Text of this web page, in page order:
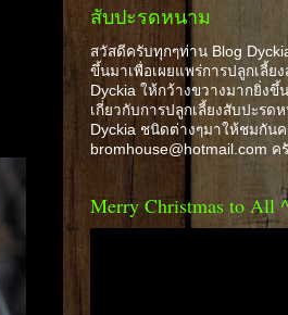
สับปะรดหนาม
สวัสดีครับทุกๆท่าน Blog
ขึ้นมาเพื่อเผยแพร่การปลูกเลี้ย
Dyckia ให้กว้างขวางมากยิ่งขึ้
เกี่ยวกับการปลูกเลี้ยงสับปะรด
Dyckia ชนิดต่างๆมาให้ชมกัน
bromhouse@hotmail.com ค
Merry Christmas to All